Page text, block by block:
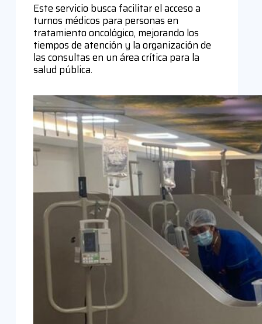
Este servicio busca facilitar el acceso a
turnos médicos para personas en
tratamiento oncológico, mejorando los
tiempos de atención y la organización de
las consultas en un área crítica para la
salud pública.